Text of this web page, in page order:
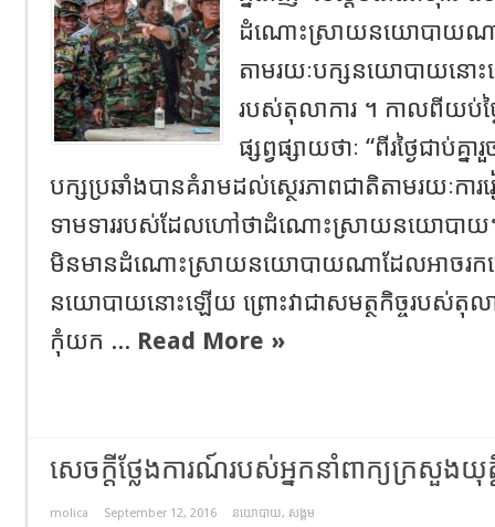
ដំណោះស្រាយនយោបាយណ
តាមរយៈបក្សនយោបាយនោះ
របស់តុលាការ ។ កាលពីយប់ថ្ង
ផ្សព្វផ្សាយថាៈ “ពីរថ្ងៃជាប់
បក្សប្រឆាំងបានគំរាមដល់ស្ថេរភាពជាតិតាមរយៈការ
ទាមទាររបស់ដែលហៅថាដំណោះស្រាយនយោបាយ។
មិនមានដំណោះស្រាយនយោបាយណាដែលអាចរក
នយោបាយនោះឡើយ ព្រោះវាជាសមត្ថកិច្ចរបស់តុល
កុំយក ... Read More »
សេចក្តីថ្លែងការណ៍របស់អ្នកនាំពាក្យក្រសួងយុ
molica September 12, 2016 នយោបាយ, សង្គម